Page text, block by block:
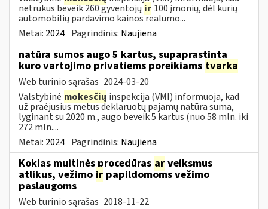
netrukus beveik 260 gyventojų ir 100 įmonių, dėl kurių
automobilių pardavimo kainos realumo...
Metai: 2024 Pagrindinis: Naujiena
natūra sumos augo 5 kartus, supaprastinta
kuro vartojimo privatiems poreikiams tvarka
Web turinio sąrašas 2024-03-20
Valstybinė mokesčių inspekcija (VMI) informuoja, kad
už praėjusius metus deklaruotų pajamų natūra suma,
lyginant su 2020 m., augo beveik 5 kartus (nuo 58 mln. iki
272 mln....
Metai: 2024 Pagrindinis: Naujiena
Kokias muitinės procedūras ar veiksmus
atlikus, vežimo ir papildomoms vežimo
paslaugoms
Web turinio sąrašas 2018-11-22